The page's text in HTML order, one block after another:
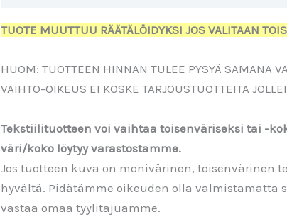
TUOTE MUUTTUU RÄÄTÄLÖIDYKSI JOS VALITAAN
HUOM: TUOTTEEN HINNAN TULEE PYSYÄ SAMANA
VAIHTO-OIKEUS EI KOSKE TARJOUSTUOTTEITA
Tekstiilituotteen voi vaihtaa toisenväriseksi tai -
väri/koko löytyy varastostamme.
Jos tuotteen kuva on monivärinen, toisenvärinen
hyvältä. Pidätämme oikeuden olla valmistamatta
vastaa omaa tyylitajuamme.